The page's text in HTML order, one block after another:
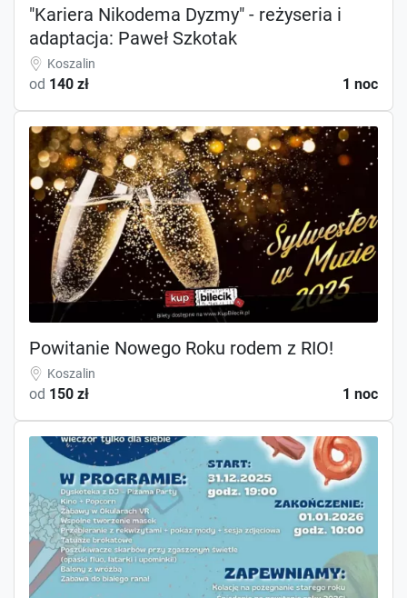
"Kariera Nikodema Dyzmy" - reżyseria i
adaptacja: Paweł Szkotak
Koszalin
od 140 zł 1 noc
Powitanie Nowego Roku rodem z RIO!
Koszalin
od 150 zł 1 noc